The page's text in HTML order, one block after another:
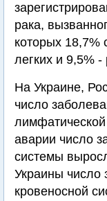
рака,
которых 18,7%
легких и 9,5% -
На Украине,
число
аварии число
системы
Украины число
кровеносной